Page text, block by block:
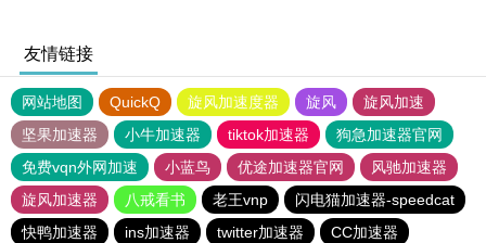
友情链接
网站地图 QuickQ 旋风加速度器 旋风
旋风加速
坚果加速器
小牛加速器 tiktok加速器
狗急加速器官网
免费vqn外网加速
小蓝鸟 优途加速器官网
风驰加速器
旋风加速器
八戒看书 老王vnp
闪电猫加速器-speedcat
快鸭加速器
ins加速器 twitter加速器
CC加速器